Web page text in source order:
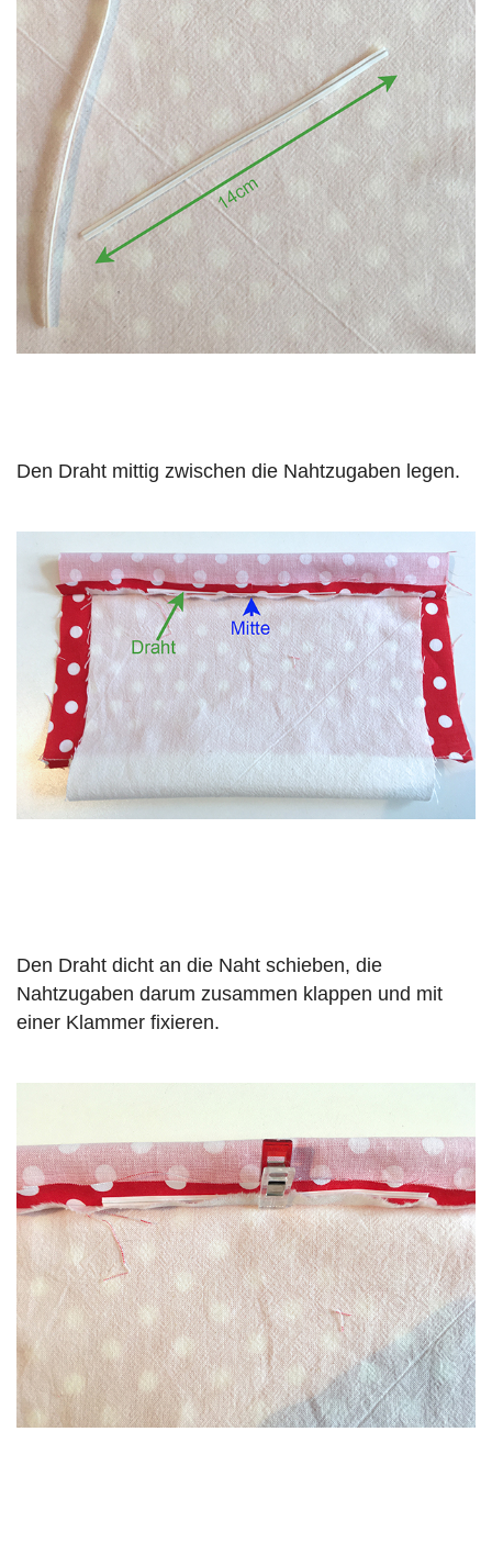
Den Draht mittig zwischen die Nahtzugaben legen.
Den Draht dicht an die Naht schieben, die
Nahtzugaben darum zusammen klappen und mit
einer Klammer fixieren.